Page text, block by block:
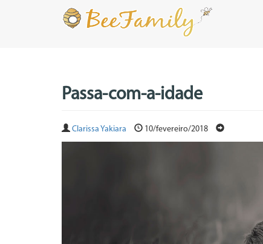
Passa-com-a-idade
Clarissa Yakiara 10/fevereiro/2018